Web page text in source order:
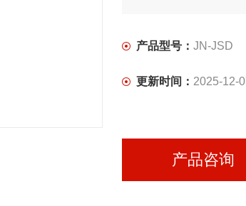
产品型号： JN-JSD
更新时间： 2025-12-
产品咨询